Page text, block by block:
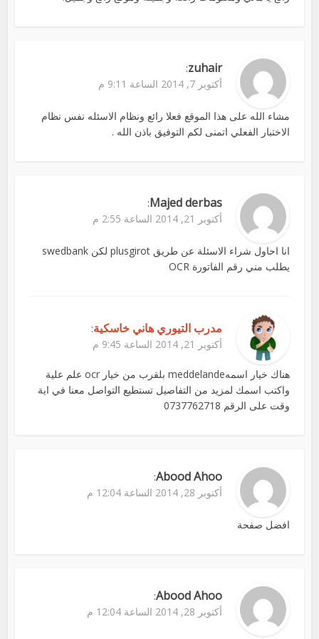
zuhair
:
أكتوبر 7, 2014 الساعة 9:11 م
مشاء الله على هذا الموقع فعلا رائع ونظام الاسئله نفس نظام
الاختبار الفعلي اتمنى لكم التوفيق باذن الله .
Majed derbas
:
أكتوبر 21, 2014 الساعة 2:55 م
انا احاول شراء الاسئلة عن طريق plusgirot لكن swedbank
يطلب مني رقم الفاتورة OCR
مدرب التيوري هاني خاسكية:
أكتوبر 21, 2014 الساعة 9:45 م
هناك خيار اسمهmeddelande بلقرب من خيار ocr علم علية
واكتب اسمك لمزيد من التفاصيل تستطيع التواصل معنا في اية
وقت على الرقم 0737762718
Abood Ahoo
:
أكتوبر 28, 2014 الساعة 12:04 م
افضل صفحة
Abood Ahoo
:
أكتوبر 28, 2014 الساعة 12:04 م